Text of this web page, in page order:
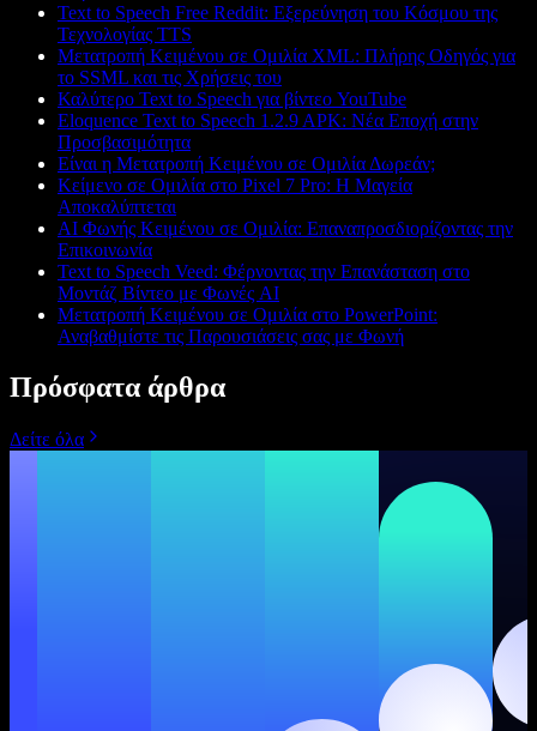
Text to Speech Free Reddit: Εξερεύνηση του Κόσμου της
Τεχνολογίας TTS
Μετατροπή Κειμένου σε Ομιλία XML: Πλήρης Οδηγός για
το SSML και τις Χρήσεις του
Καλύτερο Text to Speech για βίντεο YouTube
Eloquence Text to Speech 1.2.9 APK: Νέα Εποχή στην
Προσβασιμότητα
Είναι η Μετατροπή Κειμένου σε Ομιλία Δωρεάν;
Κείμενο σε Ομιλία στο Pixel 7 Pro: Η Μαγεία
Αποκαλύπτεται
AI Φωνής Κειμένου σε Ομιλία: Επαναπροσδιορίζοντας την
Επικοινωνία
Text to Speech Veed: Φέρνοντας την Επανάσταση στο
Μοντάζ Βίντεο με Φωνές AI
Μετατροπή Κειμένου σε Ομιλία στο PowerPoint:
Αναβαθμίστε τις Παρουσιάσεις σας με Φωνή
Πρόσφατα άρθρα
Δείτε όλα